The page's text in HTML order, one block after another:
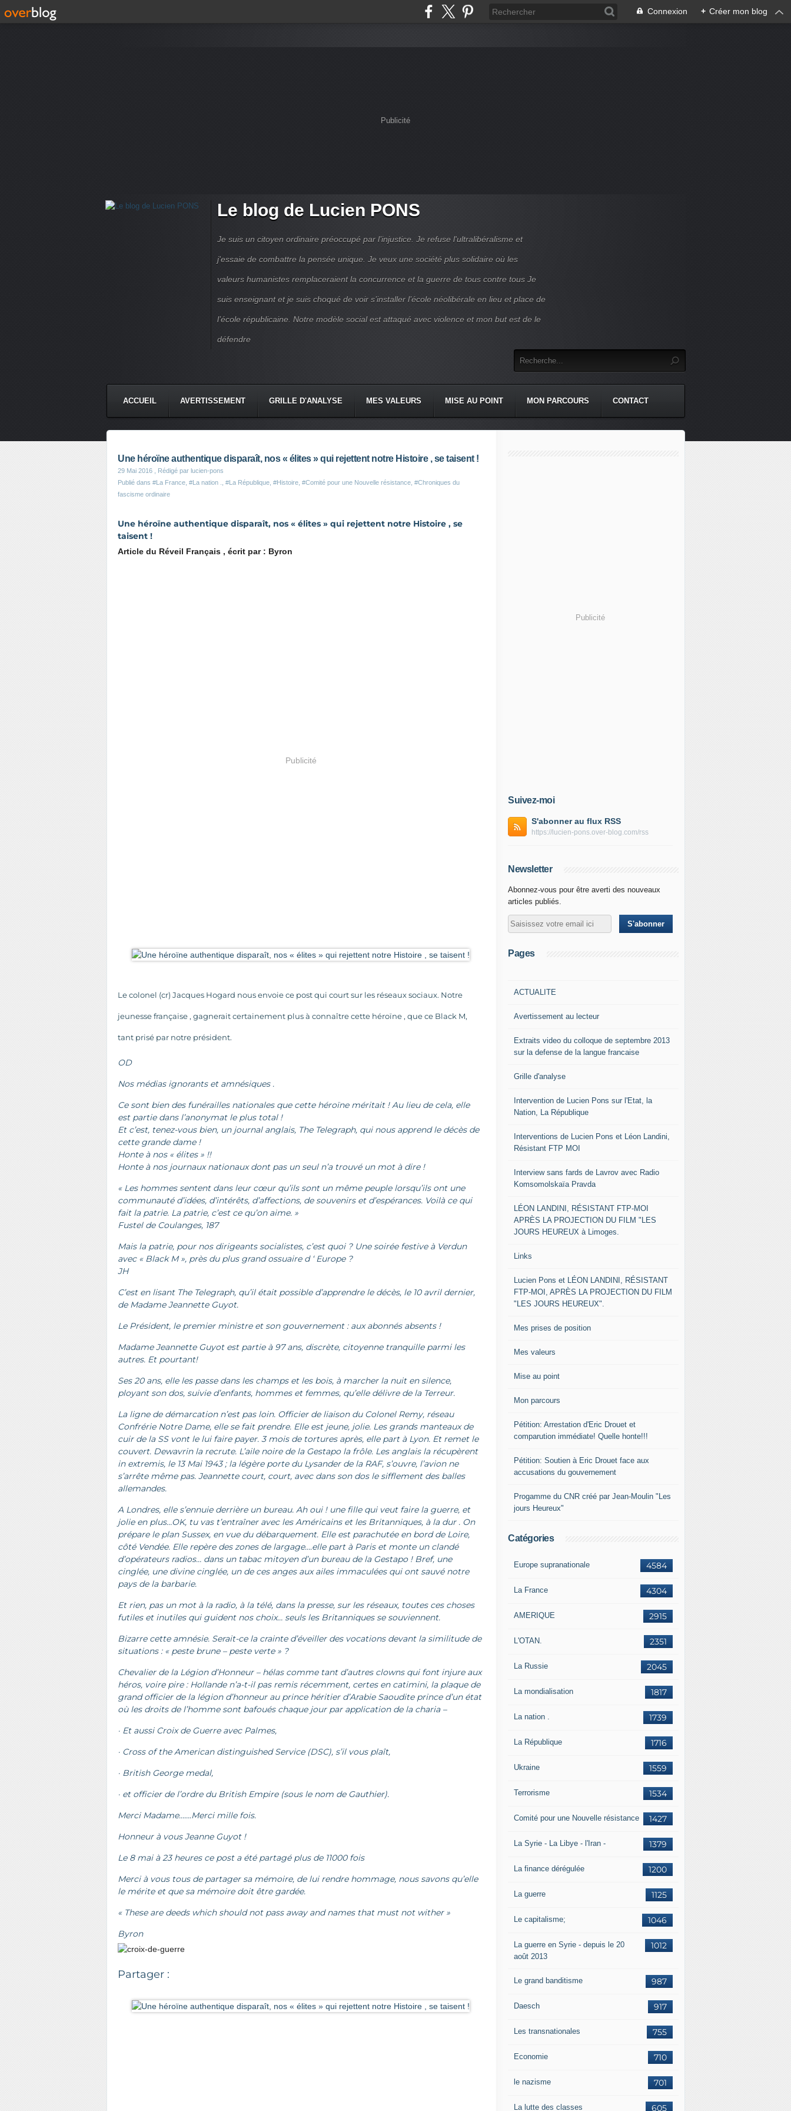
Connexion + Créer mon blog
Publicité
Le blog de Lucien PONS
Je suis un citoyen ordinaire préoccupé par l’injustice. Je refuse l'ultralibéralisme et
j'essaie de combattre la pensée unique. Je veux une société plus solidaire où les
valeurs humanistes remplaceraient la concurrence et la guerre de tous contre tous Je
suis enseignant et je suis choqué de voir s’installer l’école néolibérale en lieu et place de
l’école républicaine. Notre modèle social est attaqué avec violence et mon but est de le
défendre
ACCUEIL AVERTISSEMENT GRILLE D'ANALYSE MES VALEURS MISE AU POINT MON PARCOURS CONTACT
Une héroïne authentique disparaît, nos « élites » qui rejettent notre Histoire , se taisent !
29 Mai 2016 , Rédigé par lucien-pons
Publié dans #La France #La nation . #La République #Histoire #Comité pour une Nouvelle résistance #Chroniques du
fascisme ordinaire
Une héroïne authentique disparaît, nos « élites » qui rejettent notre Histoire , se
taisent !
Article du Réveil Français , écrit par : Byron
Publicité
Le colonel (cr) Jacques Hogard nous envoie ce post qui court sur les réseaux sociaux. Notre
jeunesse française , gagnerait certainement plus à connaître cette héroïne , que ce Black M,
tant prisé par notre président.
OD
Nos médias ignorants et amnésiques .
Ce sont bien des funérailles nationales que cette héroïne méritait ! Au lieu de cela, elle
est partie dans l’anonymat le plus total !
Et c’est, tenez-vous bien, un journal anglais, The Telegraph, qui nous apprend le décès de
cette grande dame !
Honte à nos « élites » !!
Honte à nos journaux nationaux dont pas un seul n’a trouvé un mot à dire !
« Les hommes sentent dans leur cœur qu’ils sont un même peuple lorsqu’ils ont une
communauté d’idées, d’intérêts, d’affections, de souvenirs et d’espérances. Voilà ce qui
fait la patrie. La patrie, c’est ce qu’on aime. »
Fustel de Coulanges, 187
Mais la patrie, pour nos dirigeants socialistes, c’est quoi ? Une soirée festive à Verdun
avec « Black M », près du plus grand ossuaire d ‘ Europe ?
JH
C’est en lisant The Telegraph, qu’il était possible d’apprendre le décès, le 10 avril dernier,
de Madame Jeannette Guyot.
Le Président, le premier ministre et son gouvernement : aux abonnés absents !
Madame Jeannette Guyot est partie à 97 ans, discrète, citoyenne tranquille parmi les
autres. Et pourtant!
Ses 20 ans, elle les passe dans les champs et les bois, à marcher la nuit en silence,
ployant son dos, suivie d’enfants, hommes et femmes, qu’elle délivre de la Terreur.
La ligne de démarcation n’est pas loin. Officier de liaison du Colonel Remy, réseau
Confrérie Notre Dame, elle se fait prendre. Elle est jeune, jolie. Les grands manteaux de
cuir de la SS vont le lui faire payer. 3 mois de tortures après, elle part à Lyon. Et remet le
couvert. Dewavrin la recrute. L’aile noire de la Gestapo la frôle. Les anglais la récupèrent
in extremis, le 13 Mai 1943 ; la légère porte du Lysander de la RAF, s’ouvre, l’avion ne
s’arrête même pas. Jeannette court, court, avec dans son dos le sifflement des balles
allemandes.
A Londres, elle s’ennuie derrière un bureau. Ah oui ! une fille qui veut faire la guerre, et
jolie en plus…OK, tu vas t’entraîner avec les Américains et les Britanniques, à la dur . On
prépare le plan Sussex, en vue du débarquement. Elle est parachutée en bord de Loire,
côté Vendée. Elle repère des zones de largage….elle part à Paris et monte un clandé
d’opérateurs radios… dans un tabac mitoyen d’un bureau de la Gestapo ! Bref, une
cinglée, une divine cinglée, un de ces anges aux ailes immaculées qui ont sauvé notre
pays de la barbarie.
Et rien, pas un mot à la radio, à la télé, dans la presse, sur les réseaux, toutes ces choses
futiles et inutiles qui guident nos choix… seuls les Britanniques se souviennent.
Bizarre cette amnésie. Serait-ce la crainte d’éveiller des vocations devant la similitude de
situations : « peste brune – peste verte » ?
Chevalier de la Légion d’Honneur – hélas comme tant d’autres clowns qui font injure aux
héros, voire pire : Hollande n’a-t-il pas remis récemment, certes en catimini, la plaque de
grand officier de la légion d’honneur au prince héritier d’Arabie Saoudite prince d’un état
où les droits de l’homme sont bafoués chaque jour par application de la charia –
· Et aussi Croix de Guerre avec Palmes,
· Cross of the American distinguished Service (DSC), s’il vous plaît,
· British George medal,
· et officier de l’ordre du British Empire (sous le nom de Gauthier).
Merci Madame…….Merci mille fois.
Honneur à vous Jeanne Guyot !
Le 8 mai à 23 heures ce post a été partagé plus de 11000 fois
Merci à vous tous de partager sa mémoire, de lui rendre hommage, nous savons qu’elle
le mérite et que sa mémoire doit être gardée.
« These are deeds which should not pass away and names that must not wither »
Byron
Partager :
Publicité
Suivez-moi
S'abonner au flux RSS
https://lucien-pons.over-blog.com/rss
Newsletter
Abonnez-vous pour être averti des nouveaux
articles publiés.
Pages
ACTUALITE
Avertissement au lecteur
Extraits video du colloque de septembre 2013
sur la defense de la langue francaise
Grille d'analyse
Intervention de Lucien Pons sur l'Etat, la
Nation, La République
Interventions de Lucien Pons et Léon Landini,
Résistant FTP MOI
Interview sans fards de Lavrov avec Radio
Komsomolskaïa Pravda
LÉON LANDINI, RÉSISTANT FTP-MOI
APRÈS LA PROJECTION DU FILM "LES
JOURS HEUREUX à Limoges.
Links
Lucien Pons et LÉON LANDINI, RÉSISTANT
FTP-MOI, APRÈS LA PROJECTION DU FILM
"LES JOURS HEUREUX".
Mes prises de position
Mes valeurs
Mise au point
Mon parcours
Pétition: Arrestation d'Eric Drouet et
comparution immédiate! Quelle honte!!!
Pétition: Soutien à Eric Drouet face aux
accusations du gouvernement
Progamme du CNR créé par Jean-Moulin "Les
jours Heureux"
Catégories
4584
Europe supranationale
4304
La France
2915
AMERIQUE
2351
L'OTAN.
2045
La Russie
1817
La mondialisation
1739
La nation .
1716
La République
1559
Ukraine
1534
Terrorisme
1427
Comité pour une Nouvelle résistance
1379
La Syrie - La Libye - l'Iran -
1200
La finance dérégulée
1125
La guerre
1046
Le capitalisme;
1012
La guerre en Syrie - depuis le 20
août 2013
987
Le grand banditisme
917
Daesch
755
Les transnationales
710
Economie
701
le nazisme
605
La lutte des classes